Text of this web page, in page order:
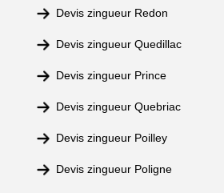
Devis zingueur Redon
Devis zingueur Quedillac
Devis zingueur Prince
Devis zingueur Quebriac
Devis zingueur Poilley
Devis zingueur Poligne